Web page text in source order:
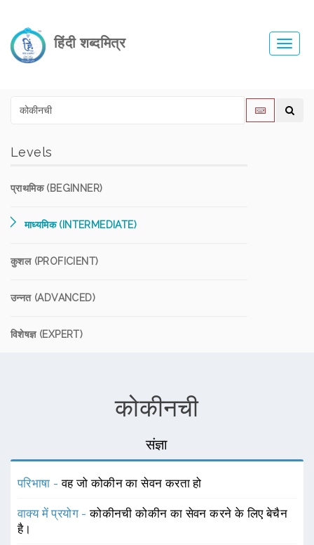
हिंदी शब्दमित्र
Levels
प्राथमिक (BEGINNER)
माध्यमिक (INTERMEDIATE)
कुशल (PROFICIENT)
उन्नत (ADVANCED)
विशेषज्ञ (EXPERT)
कोकीनची
संज्ञा
परिभाषा -वह जो कोकीन का सेवन करता हो
वाक्य में प्रयोग -कोकीनची कोकीन का सेवन करने के लिए बेचैन
है।